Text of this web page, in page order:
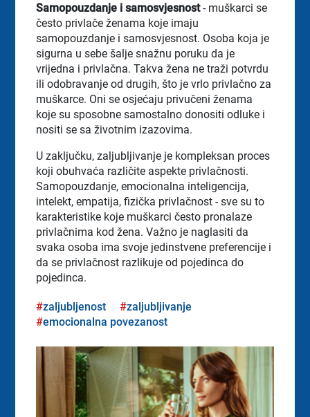
Samopouzdanje i samosvjesnost- muškarci se
često privlače ženama koje imaju
samopouzdanje i samosvjesnost. Osoba koja je
sigurna u sebe šalje snažnu poruku da je
vrijedna i privlačna. Takva žena ne traži potvrdu
ili odobravanje od drugih, što je vrlo privlačno za
muškarce. Oni se osjećaju privučeni ženama
koje su sposobne samostalno donositi odluke i
nositi se sa životnim izazovima.
U zaključku, zaljubljivanje je kompleksan proces
koji obuhvaća različite aspekte privlačnosti.
Samopouzdanje, emocionalna inteligencija,
intelekt, empatija, fizička privlačnost - sve su to
karakteristike koje muškarci često pronalaze
privlačnima kod žena. Važno je naglasiti da
svaka osoba ima svoje jedinstvene preferencije i
da se privlačnost razlikuje od pojedinca do
pojedinca.
zaljubljenost
zaljubljivanje
emocionalna povezanost